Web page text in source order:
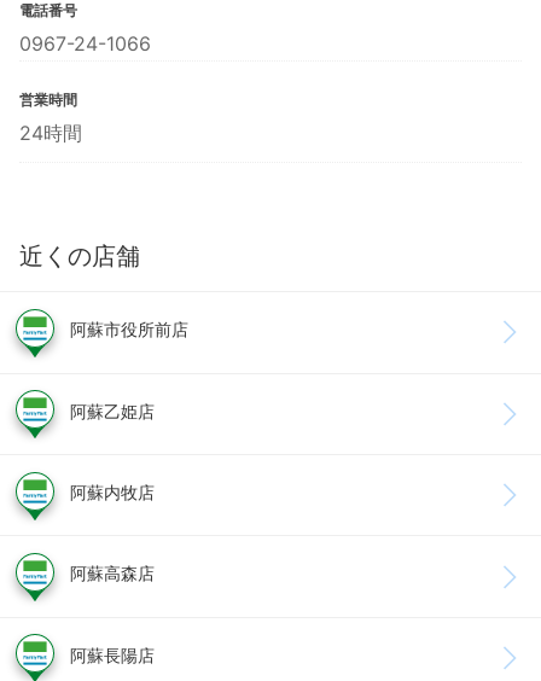
電話番号
0967-24-1066
営業時間
24時間
近くの店舗
阿蘇市役所前店
阿蘇乙姫店
阿蘇内牧店
阿蘇高森店
阿蘇長陽店